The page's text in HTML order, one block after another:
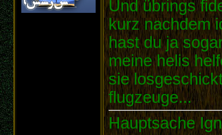
Und übrings
kurz nachdem
hast du ja
meine helis
sie
flugzeuge...
Hauptsache